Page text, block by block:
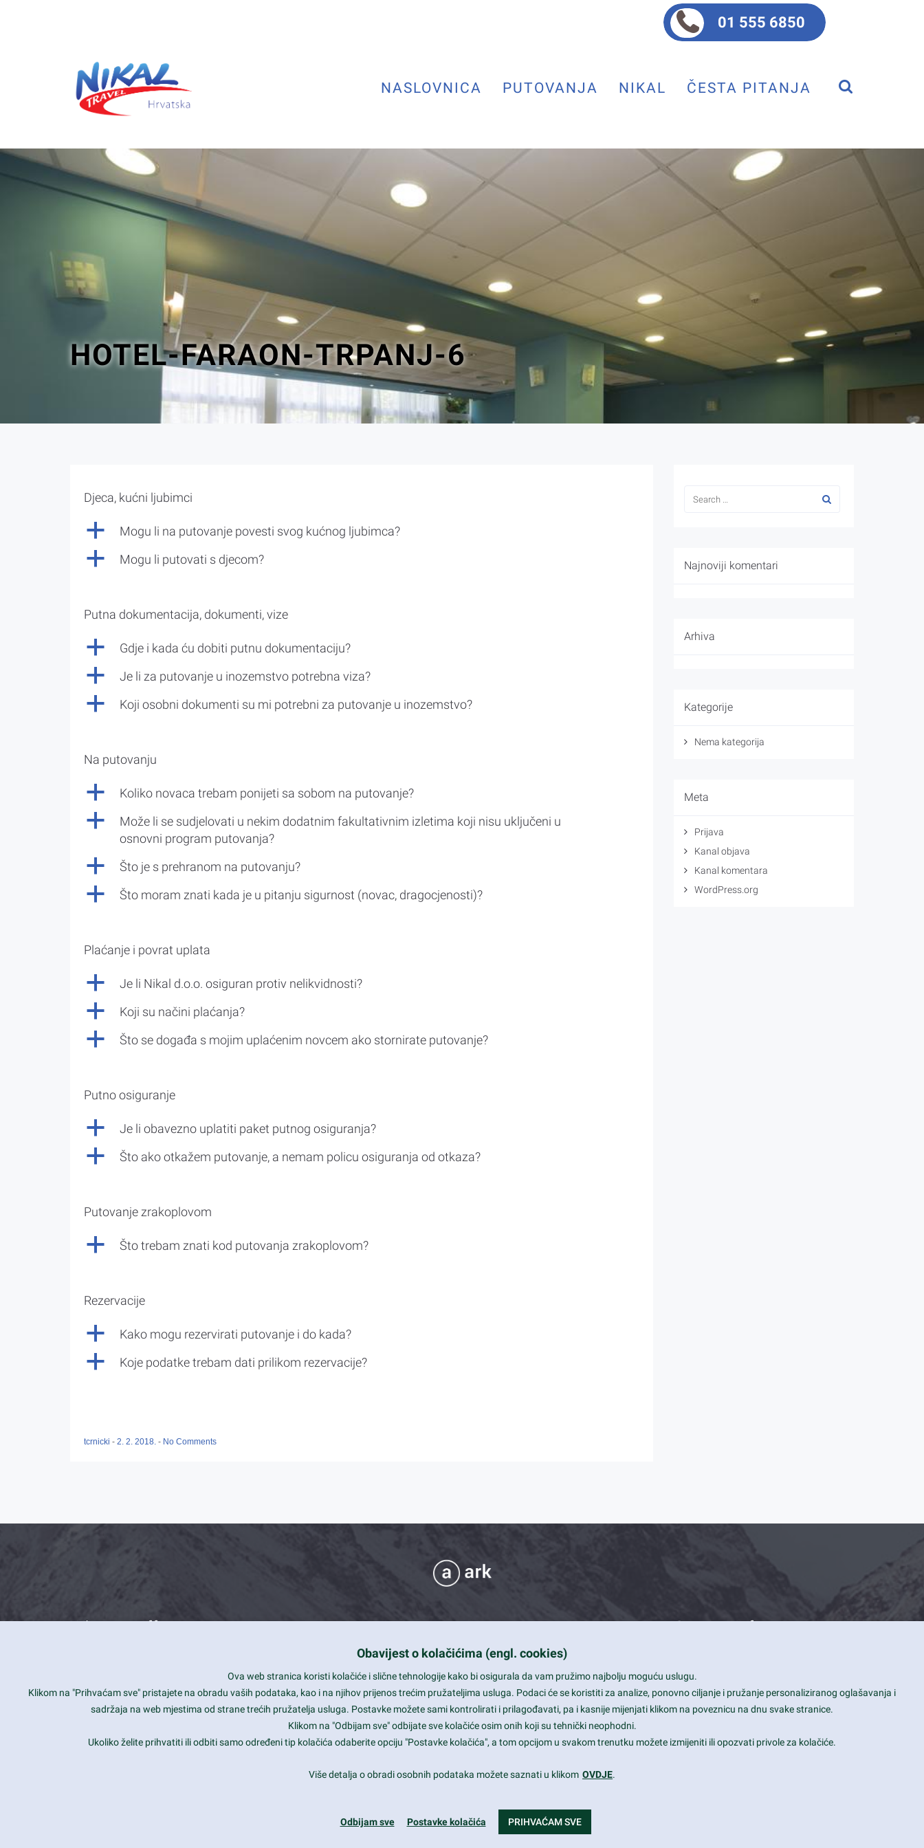
01 555 6850
NASLOVNICA PUTOVANJA NIKAL ČESTA PITANJA
HOTEL-FARAON-TRPANJ-6
Djeca, kućni ljubimci
a Mogu li na putovanje povesti svog kućnog ljubimca?
a Mogu li putovati s djecom?
Putna dokumentacija, dokumenti, vize
a Gdje i kada ću dobiti putnu dokumentaciju?
a Je li za putovanje u inozemstvo potrebna viza?
a Koji osobni dokumenti su mi potrebni za putovanje u inozemstvo?
Na putovanju
a Koliko novaca trebam ponijeti sa sobom na putovanje?
a
Može li se sudjelovati u nekim dodatnim fakultativnim izletima koji nisu uključeni u
osnovni program putovanja?
a Što je s prehranom na putovanju?
a Što moram znati kada je u pitanju sigurnost (novac, dragocjenosti)?
Plaćanje i povrat uplata
a Je li Nikal d.o.o. osiguran protiv nelikvidnosti?
a Koji su načini plaćanja?
a Što se događa s mojim uplaćenim novcem ako stornirate putovanje?
Putno osiguranje
a Je li obavezno uplatiti paket putnog osiguranja?
a Što ako otkažem putovanje, a nemam policu osiguranja od otkaza?
Putovanje zrakoplovom
a Što trebam znati kod putovanja zrakoplovom?
Rezervacije
a Kako mogu rezervirati putovanje i do kada?
a Koje podatke trebam dati prilikom rezervacije?
tcrnicki - 2. 2. 2018. - No Comments
Najnoviji komentari
Arhiva
Kategorije
Nema kategorija
Meta
Prijava
Kanal objava
Kanal komentara
WordPress.org
What we offer
Is your website user friendly?
Ark offers weekly stunning designs.
Why our customers love Ark?
Smart and beautiful design
Unlimited Eelements
Mobile ready
Contact Info
View, CA 94043
+1 650-253-0000
Daily: 9:00 am - 6:00 pm
Obavijest o kolačićima (engl. cookies)
Ova web stranica koristi kolačiće i slične tehnologije kako bi osigurala da vam pružimo najbolju moguću uslugu.
Klikom na "Prihvaćam sve" pristajete na obradu vaših podataka, kao i na njihov prijenos trećim pružateljima usluga. Podaci će se koristiti za analize, ponovno ciljanje i pružanje personaliziranog oglašavanja i
sadržaja na web mjestima od strane trećih pružatelja usluga. Postavke možete sami kontrolirati i prilagođavati, pa i kasnije mijenjati klikom na poveznicu na dnu svake stranice.
Klikom na "Odbijam sve" odbijate sve kolačiće osim onih koji su tehnički neophodni.
Ukoliko želite prihvatiti ili odbiti samo određeni tip kolačića odaberite opciju "Postavke kolačića", a tom opcijom u svakom trenutku možete izmijeniti ili opozvati privole za kolačiće.
Više detalja o obradi osobnih podataka možete saznati u klikom OVDJE.
Odbijam sve Postavke kolačića PRIHVAĆAM SVE